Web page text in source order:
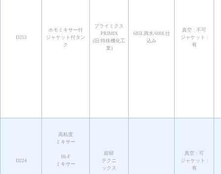
D253
ホモミキサー付
ジャケット付タン
ク
プライミクス
PRIMIX
(旧:特殊機化工
業)
685L満水/600L仕
込み
真空 : 不可
ジャケット :
有
D224
高粘度
ミキサー
Hi-F
ミキサー
綜研
テクニ
ックス
真空 : 可
ジャケット :
有